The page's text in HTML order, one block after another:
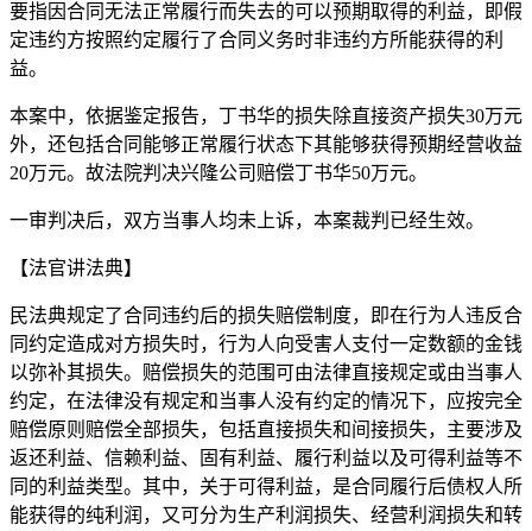
要指因合同无法正常履行而失去的可以预期取得的利益，即假
定违约方按照约定履行了合同义务时非违约方所能获得的利
益。
本案中，依据鉴定报告，丁书华的损失除直接资产损失30万元
外，还包括合同能够正常履行状态下其能够获得预期经营收益
20万元。故法院判决兴隆公司赔偿丁书华50万元。
一审判决后，双方当事人均未上诉，本案裁判已经生效。
【法官讲法典】
民法典规定了合同违约后的损失赔偿制度，即在行为人违反合
同约定造成对方损失时，行为人向受害人支付一定数额的金钱
以弥补其损失。赔偿损失的范围可由法律直接规定或由当事人
约定，在法律没有规定和当事人没有约定的情况下，应按完全
赔偿原则赔偿全部损失，包括直接损失和间接损失，主要涉及
返还利益、信赖利益、固有利益、履行利益以及可得利益等不
同的利益类型。其中，关于可得利益，是合同履行后债权人所
能获得的纯利润，又可分为生产利润损失、经营利润损失和转